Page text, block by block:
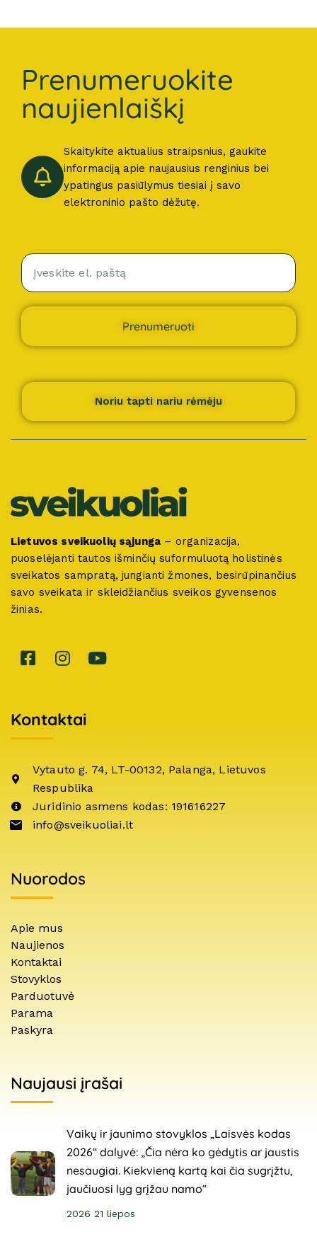
Prenumeruokite
naujienlaiškį
Skaitykite aktualius straipsnius, gaukite
informaciją apie naujausius renginius bei
ypatingus pasiūlymus tiesiai į savo
elektroninio pašto dėžutę.
Prenumeruoti
Noriu tapti nariu rėmėju
Lietuvos sveikuolių sąjunga – organizacija,
puoselėjanti tautos išminčių suformuluotą holistinės
sveikatos sampratą, jungianti žmones, besirūpinančius
savo sveikata ir skleidžiančius sveikos gyvensenos
žinias.
Kontaktai
Vytauto g. 74, LT-00132, Palanga, Lietuvos
Respublika
Juridinio asmens kodas: 191616227
info@sveikuoliai.lt
Nuorodos
Apie mus
Naujienos
Kontaktai
Stovyklos
Parduotuvė
Parama
Paskyra
Naujausi įrašai
Vaikų ir jaunimo stovyklos „Laisvės kodas
2026“ dalyvė: „Čia nėra ko gėdytis ar jaustis
nesaugiai. Kiekvieną kartą kai čia sugrįžtu,
jaučiuosi lyg grįžau namo“
2026 21 liepos